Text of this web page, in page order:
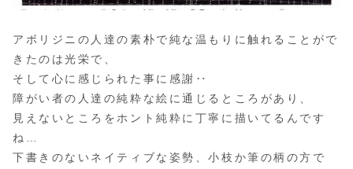
アボリジニの人達の素朴で純な温もりに触れることがで
きたのは光栄で、
そして心に感じられた事に感謝‥
障がい者の人達の純粋な絵に通じるところがあり、
見えないところをホント純粋に丁寧に描いてるんです
ね…
下書きのないネイティブな姿勢、小枝か筆の柄の方で